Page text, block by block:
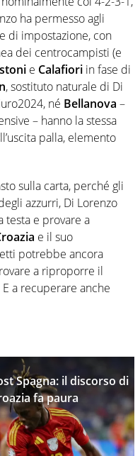
ha permesso agli
di impostazione, con
dei centrocampisti (e
e Calafiori in fase di
, sostituto naturale di Di
né Bellanova –
– hanno la stessa
palla, elemento
sulla carta, perché gli
azzurri, Di Lorenzo
testa e provare a
e il suo
potrebbe ancora
a riproporre il
a recuperare anche
Spagna: il discorso di
fa paura